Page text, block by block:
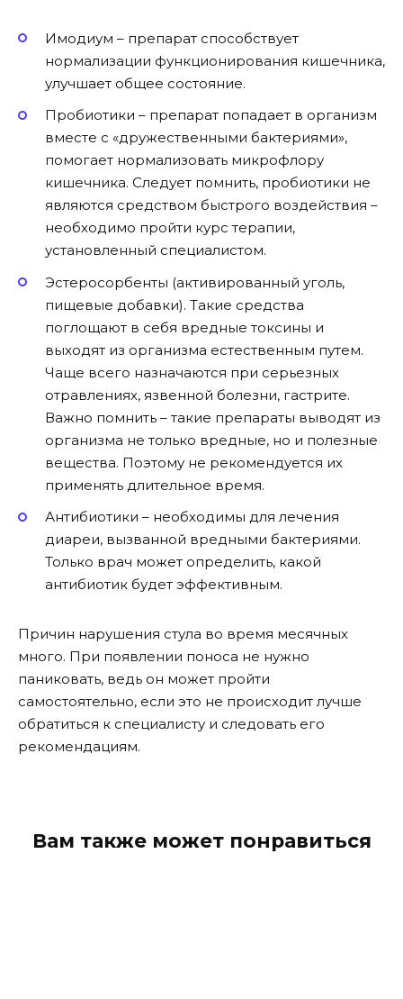
Имодиум – препарат способствует
нормализации функционирования кишечника,
улучшает общее состояние.
Пробиотики – препарат попадает в организм
вместе с «дружественными бактериями»,
помогает нормализовать микрофлору
кишечника. Следует помнить, пробиотики не
являются средством быстрого воздействия –
необходимо пройти курс терапии,
установленный специалистом.
Эстеросорбенты (активированный уголь,
пищевые добавки). Такие средства
поглощают в себя вредные токсины и
выходят из организма естественным путем.
Чаще всего назначаются при серьезных
отравлениях, язвенной болезни, гастрите.
Важно помнить – такие препараты выводят из
организма не только вредные, но и полезные
вещества. Поэтому не рекомендуется их
применять длительное время.
Антибиотики – необходимы для лечения
диареи, вызванной вредными бактериями.
Только врач может определить, какой
антибиотик будет эффективным.
Причин нарушения стула во время месячных
много. При появлении поноса не нужно
паниковать, ведь он может пройти
самостоятельно, если это не происходит лучше
обратиться к специалисту и следовать его
рекомендациям.
Вам также может понравиться